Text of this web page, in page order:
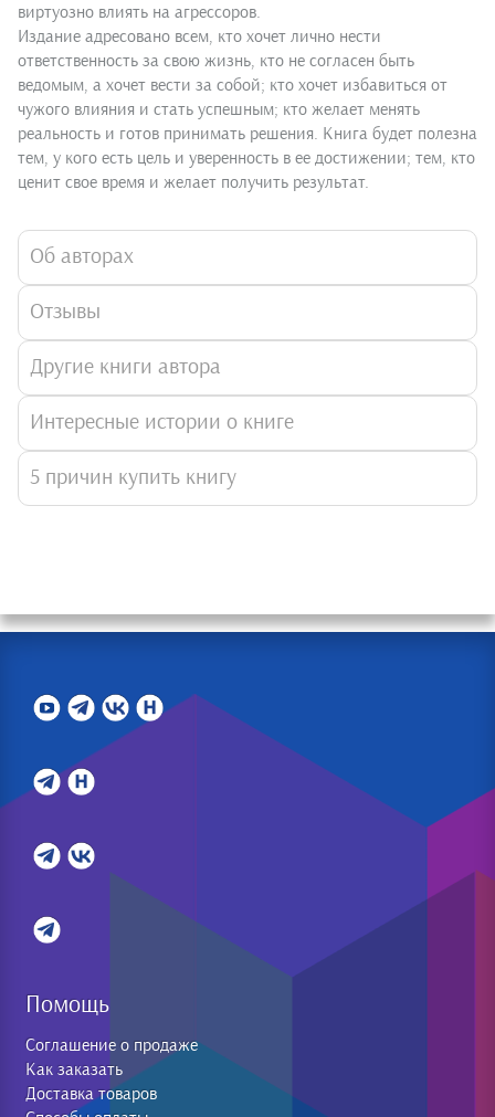
виртуозно влиять на агрессоров.
Издание адресовано всем, кто хочет лично нести
ответственность за свою жизнь, кто не согласен быть
ведомым, а хочет вести за собой; кто хочет избавиться от
чужого влияния и стать успешным; кто желает менять
реальность и готов принимать решения. Книга будет полезна
тем, у кого есть цель и уверенность в ее достижении; тем, кто
ценит свое время и желает получить результат.
Об авторах
Отзывы
Другие книги автора
Интересные истории о книге
5 причин купить книгу
Помощь
Соглашение о продаже
Как заказать
Доставка товаров